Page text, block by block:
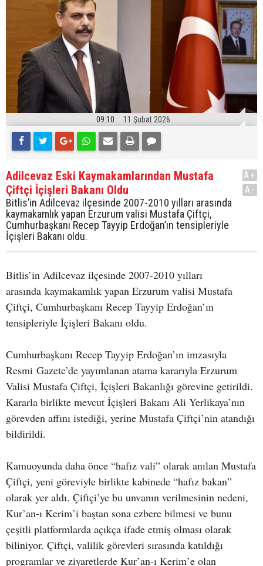
09:10 11 Şubat 2026
Adilcevaz Eski Kaymakamlarından Mustafa
Çiftçi İçişleri Bakanı Oldu
Bitlis’in Adilcevaz ilçesinde 2007-2010 yılları arasında
kaymakamlık yapan Erzurum valisi Mustafa Çiftçi,
Cumhurbaşkanı Recep Tayyip Erdoğan’ın tensipleriyle
İçişleri Bakanı oldu.
A+
A-
Bitlis’in Adilcevaz ilçesinde 2007-2010 yılları
arasında kaymakamlık yapan Erzurum valisi Mustafa
Çiftçi, Cumhurbaşkanı Recep Tayyip Erdoğan’ın
tensipleriyle İçişleri Bakanı oldu.
Cumhurbaşkanı Recep Tayyip Erdoğan’ın imzasıyla
Resmi Gazete’de yayımlanan atama kararıyla Erzurum
Valisi Mustafa Çiftçi, İçişleri Bakanlığı görevine getirildi.
Kararla birlikte mevcut İçişleri Bakanı Ali Yerlikaya’nın
görevden affını istediği, yerine Mustafa Çiftçi’nin atandığı
bildirildi.
Kamuoyunda daha önce “hafız vali” olarak anılan Mustafa
Çiftçi, yeni göreviyle birlikte kabinede “hafız bakan”
olarak yer aldı. Çiftçi’ye bu unvanın verilmesinin nedeni,
Kur’an-ı Kerim’i baştan sona ezbere bilmesi ve bunu
çeşitli platformlarda açıkça ifade etmiş olması olarak
biliniyor. Çiftçi, valilik görevleri sırasında katıldığı
programlar ve ziyaretlerde Kur’an-ı Kerim’e olan